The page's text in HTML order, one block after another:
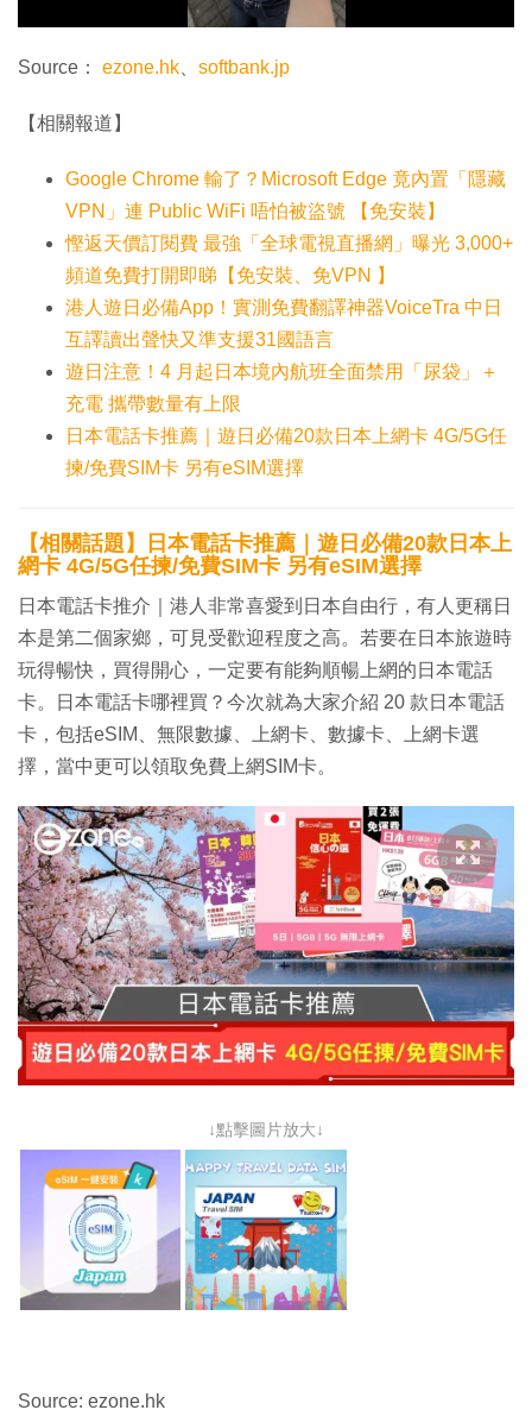
影
片
Source： ezone.hk softbank.jp
【相關報道】
Google Chrome 輸了？Microsoft Edge 竟內置「隱藏
VPN」連 Public WiFi 唔怕被盜號 【免安裝】
慳返天價訂閱費 最強「全球電視直播網」曝光 3,000+
頻道免費打開即睇【免安裝、免VPN 】
港人遊日必備App！實測免費翻譯神器VoiceTra 中日
互譯讀出聲快又準支援31國語言
遊日注意！4 月起日本境內航班全面禁用「尿袋」＋
充電 攜帶數量有上限
日本電話卡推薦｜遊日必備20款日本上網卡 4G/5G任
揀/免費SIM卡 另有eSIM選擇
【相關話題】日本電話卡推薦｜遊日必備20款日本上
網卡 4G/5G任揀/免費SIM卡 另有eSIM選擇
日本電話卡推介｜港人非常喜愛到日本自由行，有人更稱日
本是第二個家鄉，可見受歡迎程度之高。若要在日本旅遊時
玩得暢快，買得開心，一定要有能夠順暢上網的日本電話
卡。日本電話卡哪裡買？今次就為大家介紹 20 款日本電話
卡，包括eSIM、無限數據、上網卡、數據卡、上網卡選
擇，當中更可以領取免費上網SIM卡。
↓點擊圖片放大↓
Source: ezone.hk